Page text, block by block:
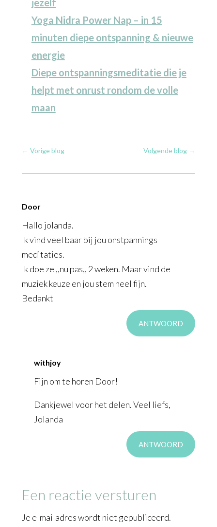
jezelf
Yoga Nidra Power Nap – in 15
minuten diepe ontspanning & nieuwe
energie
Diepe ontspanningsmeditatie die je
helpt met onrust rondom de volle
maan
← Vorige blog Volgende blog →
Door
Hallo jolanda.
Ik vind veel baar bij jou onstpannings
meditaties.
Ik doe ze ,,nu pas,, 2 weken. Maar vind de
muziek keuze en jou stem heel fijn.
Bedankt
ANTWOORD
withjoy
Fijn om te horen Door!
Dankjewel voor het delen. Veel liefs,
Jolanda
ANTWOORD
Een reactie versturen
Je e-mailadres wordt niet gepubliceerd.